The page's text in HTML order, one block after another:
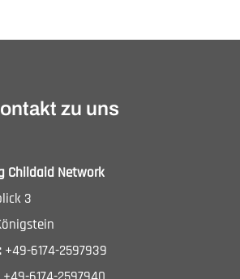
zu uns
Childaid Network
3
+49-6174-2597939